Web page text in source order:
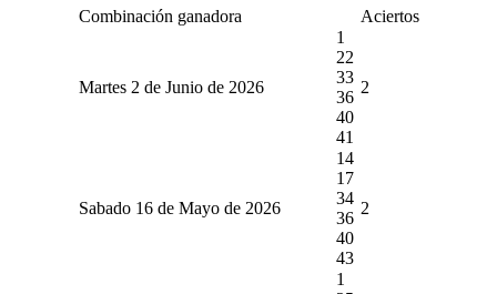
Combinación ganadora Aciertos
Martes 2 de Junio de 2026
1
22
33
36
40
41
2
Sabado 16 de Mayo de 2026
14
17
34
36
40
43
2
1